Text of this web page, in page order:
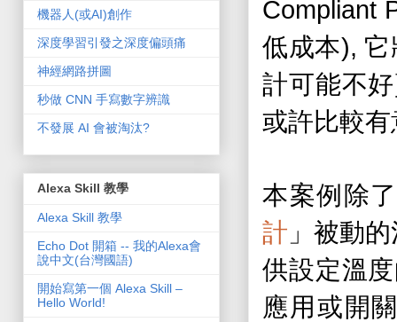
Compliant
低成本), 它
計可能不
或許比較有
本案例除
計 」被動
供設定溫
應用或開
機器人(或AI)創作
深度學習引發之深度偏頭痛
神經網路拼圖
秒做 CNN 手寫數字辨識
不發展 AI 會被淘汰?
Alexa Skill 教學
Alexa Skill 教學
Echo Dot 開箱 -- 我的Alexa會
說中文(台灣國語)
開始寫第一個 Alexa Skill –
Hello World!